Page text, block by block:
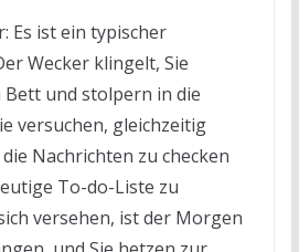
Es ist ein typischer
Wecker klingelt, Sie
und stolpern in die
versuchen, gleichzeitig
Nachrichten zu checken
To-do-Liste zu
versehen, ist der Morgen